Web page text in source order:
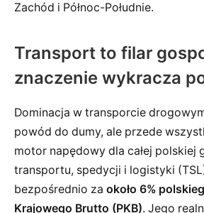
Zachód i Północ-Południe.
Transport to filar
znaczenie wykracza
Dominacja w transporcie
powód do dumy, ale przede
motor napędowy dla całej polskiej
transportu, spedycji i logistyki
bezpośrednio za około 6%
Krajowego Brutto (PKB). Jego